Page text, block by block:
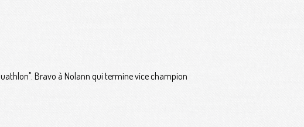
Bravo à Nolann qui termine vice champion